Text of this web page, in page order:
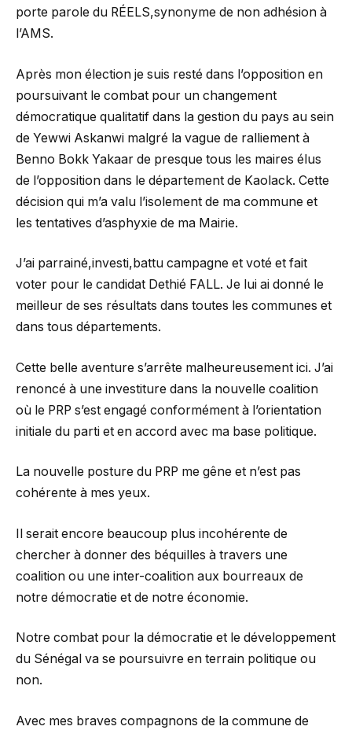
porte parole du RÉELS,synonyme de non adhésion à
l’AMS.
Après mon élection je suis resté dans l’opposition en
poursuivant le combat pour un changement
démocratique qualitatif dans la gestion du pays au sein
de Yewwi Askanwi malgré la vague de ralliement à
Benno Bokk Yakaar de presque tous les maires élus
de l’opposition dans le département de Kaolack. Cette
décision qui m’a valu l’isolement de ma commune et
les tentatives d’asphyxie de ma Mairie.
J’ai parrainé,investi,battu campagne et voté et fait
voter pour le candidat Dethié FALL. Je lui ai donné le
meilleur de ses résultats dans toutes les communes et
dans tous départements.
Cette belle aventure s’arrête malheureusement ici. J’ai
renoncé à une investiture dans la nouvelle coalition
où le PRP s’est engagé conformément à l’orientation
initiale du parti et en accord avec ma base politique.
La nouvelle posture du PRP me gêne et n’est pas
cohérente à mes yeux.
Il serait encore beaucoup plus incohérente de
chercher à donner des béquilles à travers une
coalition ou une inter-coalition aux bourreaux de
notre démocratie et de notre économie.
Notre combat pour la démocratie et le développement
du Sénégal va se poursuivre en terrain politique ou
non.
Avec mes braves compagnons de la commune de